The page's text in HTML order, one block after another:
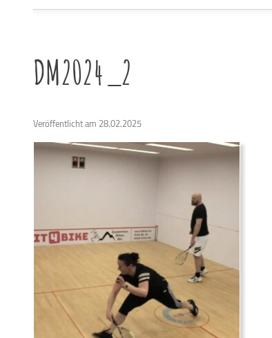
DM2024_2
Veröffentlicht am 28.02.2025